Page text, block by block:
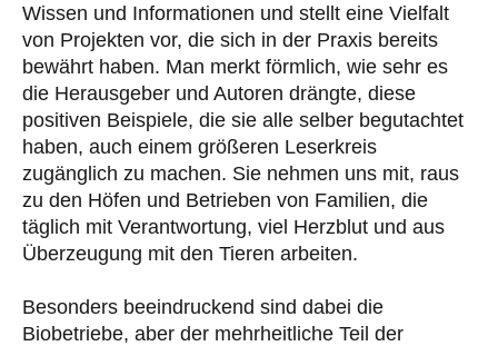
Wissen und Informationen und stellt eine Vielfalt
von Projekten vor, die sich in der Praxis bereits
bewährt haben. Man merkt förmlich, wie sehr es
die Herausgeber und Autoren drängte, diese
positiven Beispiele, die sie alle selber begutachtet
haben, auch einem größeren Leserkreis
zugänglich zu machen. Sie nehmen uns mit, raus
zu den Höfen und Betrieben von Familien, die
täglich mit Verantwortung, viel Herzblut und aus
Überzeugung mit den Tieren arbeiten.
Besonders beeindruckend sind dabei die
Biobetriebe, aber der mehrheitliche Teil der